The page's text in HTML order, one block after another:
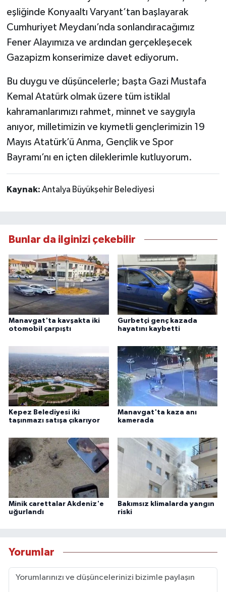
eşliğinde Konyaaltı Varyant’tan başlayarak
Cumhuriyet Meydanı’nda sonlandıracağımız
Fener Alayımıza ve ardından gerçekleşecek
Gazapizm konserimize davet ediyorum.
Bu duygu ve düşüncelerle; başta Gazi Mustafa
Kemal Atatürk olmak üzere tüm istiklal
kahramanlarımızı rahmet, minnet ve saygıyla
anıyor, milletimizin ve kıymetli gençlerimizin 19
Mayıs Atatürk’ü Anma, Gençlik ve Spor
Bayramı’nı en içten dileklerimle kutluyorum.
Kaynak: Antalya Büyükşehir Belediyesi
Bunlar da ilginizi çekebilir
Manavgat'ta kavşakta iki
otomobil çarpıştı
Gurbetçi genç kazada
hayatını kaybetti
Kepez Belediyesi iki
taşınmazı satışa çıkarıyor
Manavgat'ta kaza anı
kamerada
Minik carettalar Akdeniz'e
uğurlandı
Bakımsız klimalarda yangın
riski
Yorumlar